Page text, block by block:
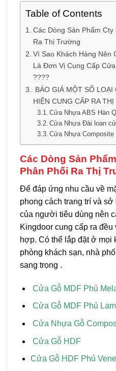
Table of Contents
Các Dòng Sản Phẩm
Ra Thị Trường
Vì Sao Khách Hàng Nên
Là Đơn Vị Cung Cấp
????
BÁO GIÁ MỘT SỐ
HIỆN CUNG CẤP RA
Cửa Nhựa ABS Hàn
Cửa Nhựa Đài loan
Cửa Nhựa Composite
Các Dòng Sản
Phân Phối Ra Thị
Để đáp ứng nhu cầu về
phong cách trang trí và
của người tiêu dùng nên
Kingdoor cung cấp ra
hợp. Có thể lắp đặt ở mọi
phòng khách sạn, nhà
sang trọng .
Cửa Gỗ MDF Phủ
Cửa Gỗ MDF Phủ
Cửa Nhựa Gỗ
Cửa Gỗ HDF
Cửa Gỗ HDF Phủ